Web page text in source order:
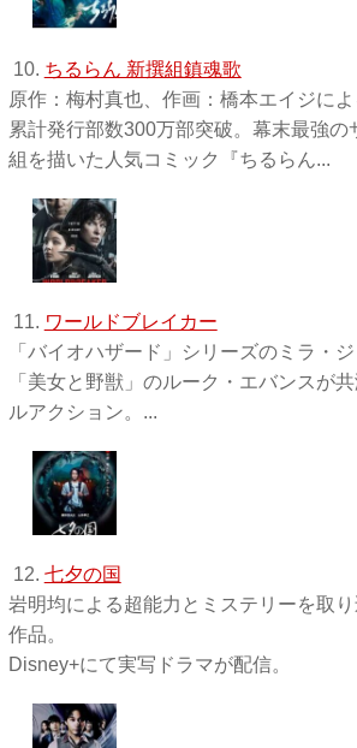
10. ちるらん 新撰組鎮魂歌
原作：梅村真也、作画：橋本エイジによ
累計発行部数300万部突破。幕末最強の
組を描いた人気コミック『ちるらん...
11. ワールドブレイカー
「バイオハザード」シリーズのミラ・
「美女と野獣」のルーク・エバンスが
ルアクション。...
12. 七夕の国
岩明均による超能力とミステリーを取
作品。
Disney+にて実写ドラマが配信。